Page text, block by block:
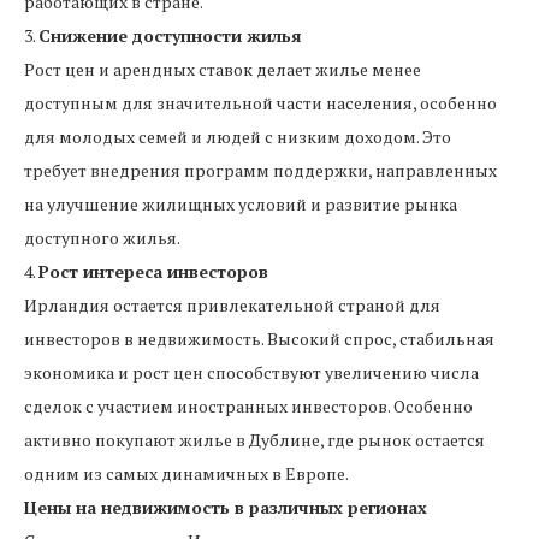
3. Снижение доступности жилья
Рост цен и арендных ставок делает жилье менее
доступным для значительной части населения, особенно
для молодых семей и людей с низким доходом. Это
требует внедрения программ поддержки, направленных
на улучшение жилищных условий и развитие рынка
доступного жилья.
4.Рост интереса инвесторов
Ирландия остается привлекательной страной для
инвесторов в недвижимость. Высокий спрос, стабильная
экономика и рост цен способствуют увеличению числа
сделок с участием иностранных инвесторов. Особенно
активно покупают жилье в Дублине, где рынок остается
одним из самых динамичных в Европе.
Цены на недвижимость в различных регионах